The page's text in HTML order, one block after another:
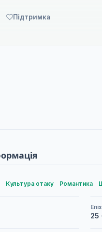
Підтримка
Культура отаку Романтика
25